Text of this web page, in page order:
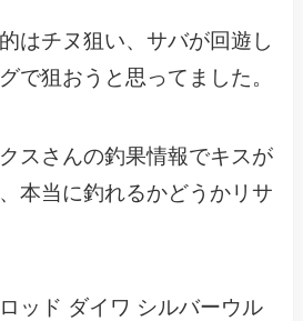
はチヌ狙い、サバが回遊し
で狙おうと思ってました。
スさんの釣果情報でキスが
本当に釣れるかどうかリサ
ッド ダイワ シルバーウル